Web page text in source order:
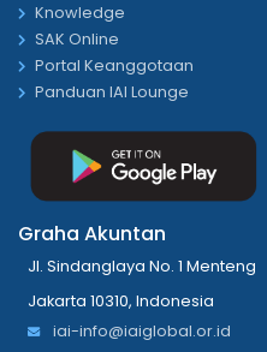
Knowledge
SAK Online
Portal Keanggotaan
Panduan IAI Lounge
Graha Akuntan
Jl. Sindanglaya No. 1 Menteng
Jakarta 10310, Indonesia
iai-info@iaiglobal.or.id